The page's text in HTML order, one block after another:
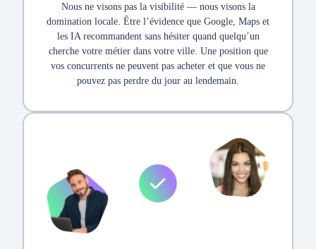
Nous ne visons pas la visibilité — nous visons la
domination locale. Être l’évidence que Google, Maps et
les IA recommandent sans hésiter quand quelqu’un
cherche votre métier dans votre ville. Une position que
vos concurrents ne peuvent pas acheter et que vous ne
pouvez pas perdre du jour au lendemain.